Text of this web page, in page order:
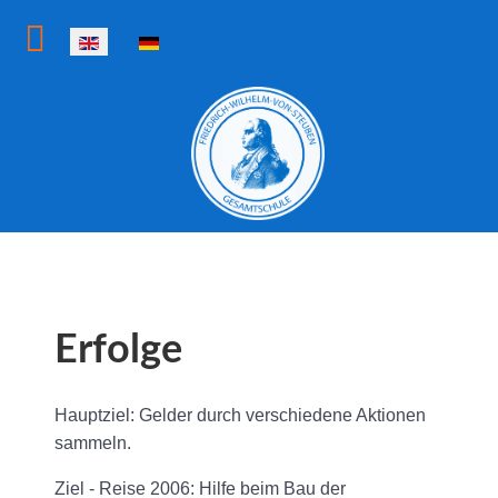
Select your language
Erfolge
Hauptziel: Gelder durch verschiedene Aktionen
sammeln.
Ziel - Reise 2006: Hilfe beim Bau der